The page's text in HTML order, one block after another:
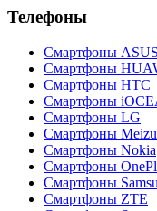
Телефоны
Смартфоны ASUS
Смартфоны
Смартфоны HTC
Смартфоны
Смартфоны LG
Смартфоны Meizu
Смартфоны Nokia
Смартфоны
Смартфоны
Смартфоны ZTE